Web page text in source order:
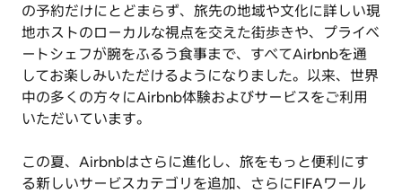
の予約だけにとどまらず、旅先の地域や文化に詳しい現
地ホストのローカルな視点を交えた街歩きや、プライベ
ートシェフが腕をふるう食事まで、すべてAirbnbを通
してお楽しみいただけるようになりました。以来、世界
中の多くの方々にAirbnb体験およびサービスをご利用
いただいています。
この夏、Airbnbはさらに進化し、旅をもっと便利にす
る新しいサービスカテゴリを追加、さらにFIFAワール